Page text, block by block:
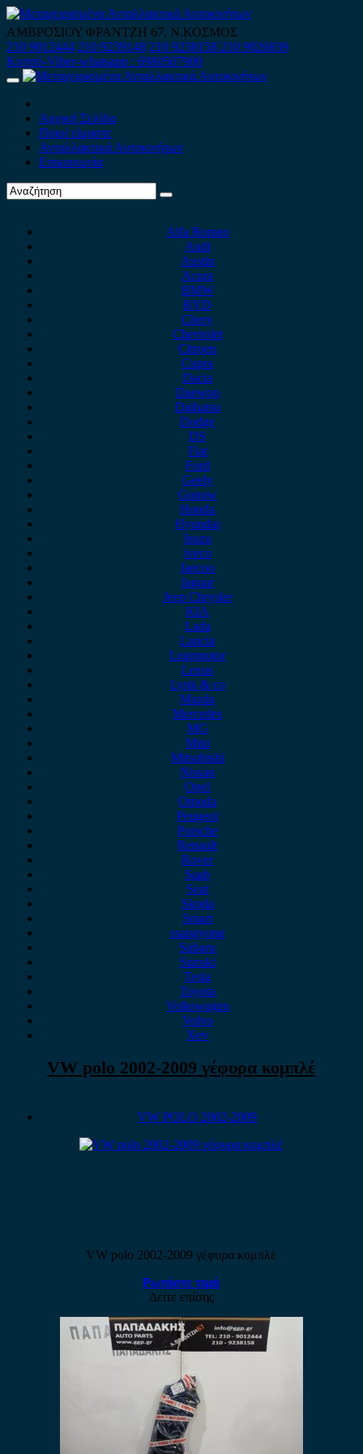
Skip
to
content
ΑΜΒΡΟΣΙΟΥ ΦΡΑΝΤΖΗ 67, Ν.ΚΟΣΜΟΣ
210 9012444 210 9239148 210 9238158 210 9026839
Κινητό-Viber-whatsapp : 6980507900
Primary
Αρχική Σελίδα
Ποιοί είμαστε
Ανταλλακτικά Αυτοκινήτων
Επικοινωνία
Alfa Romeo
Audi
Austin
Acura
BMW
BYD
Chery
Chevrolet
Citroen
Cupra
Dacia
Daewoo
Daihatsu
Dodge
DS
Fiat
Ford
Geely
Gonow
Honda
Hyundai
Isuzu
iveco
Jaecoo
Jaguar
Jeep Chrysler
KIA
Lada
Lancia
Leapmotor
Lexus
Lynk & co
Mazda
Mercedes
MG
Mini
Mitsubishi
Nissan
Opel
Omoda
Peugeot
Porsche
Renault
Rover
Saab
Seat
Skoda
Smart
ssangyong
Subaru
Suzuki
Tesla
Toyota
Volkswagen
Volvo
Xev
VW polo 2002-2009 γέφυρα κομπλέ
VW POLO 2002-2009
VW polo 2002-2009 γέφυρα κομπλέ
Ρωτήστε τιμή
Δείτε επίσης